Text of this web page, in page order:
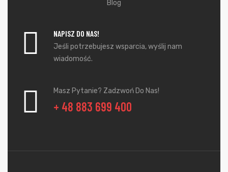
Blog
NAPISZ DO NAS!
Jeśli potrzebujesz wsparcia, wyślij nam
wiadomość.
Masz Pytanie? Zadzwoń Do Nas!
+ 48 883 699 400